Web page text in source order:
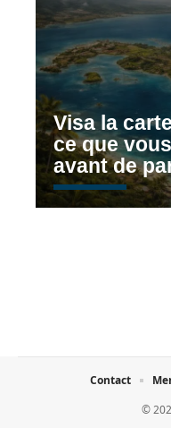
Visa la
ce que
avant de
©
Contact